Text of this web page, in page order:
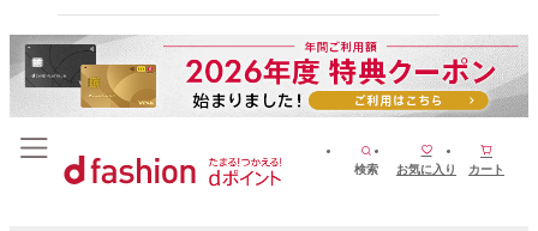
検索 お気に入り カート